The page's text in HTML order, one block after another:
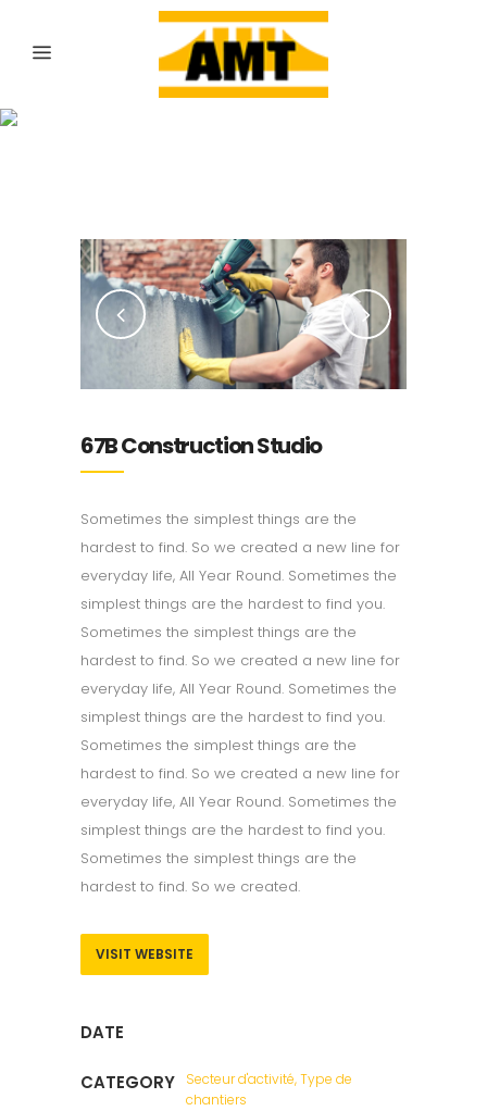
67B Construction Studio
Sometimes the simplest things are the
hardest to find. So we created a new line for
everyday life, All Year Round. Sometimes the
simplest things are the hardest to find you.
Sometimes the simplest things are the
hardest to find. So we created a new line for
everyday life, All Year Round. Sometimes the
simplest things are the hardest to find you.
Sometimes the simplest things are the
hardest to find. So we created a new line for
everyday life, All Year Round. Sometimes the
simplest things are the hardest to find you.
Sometimes the simplest things are the
hardest to find. So we created.
VISIT WEBSITE
DATE
CATEGORY
Secteur d'activité, Type de
chantiers